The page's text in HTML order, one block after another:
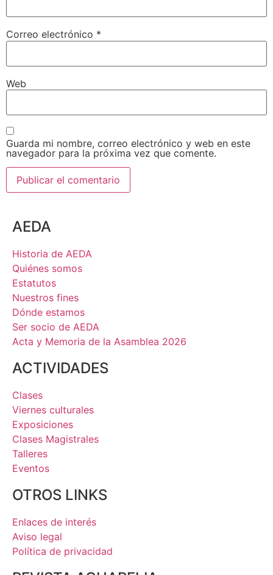
Correo electrónico *
Web
Guarda mi nombre, correo electrónico y web en este
navegador para la próxima vez que comente.
AEDA
Historia de AEDA
Quiénes somos
Estatutos
Nuestros fines
Dónde estamos
Ser socio de AEDA
Acta y Memoria de la Asamblea 2026
ACTIVIDADES
Clases
Viernes culturales
Exposiciones
Clases Magistrales
Talleres
Eventos
OTROS LINKS
Enlaces de interés
Aviso legal
Política de privacidad